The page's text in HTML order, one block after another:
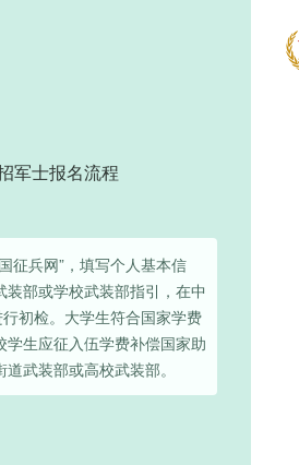
军士报名流程
征兵网”，填写个人基本信
部或学校武装部指引，在中
初检。大学生符合国家学费
生应征入伍学费补偿国家助
武装部或高校武装部。